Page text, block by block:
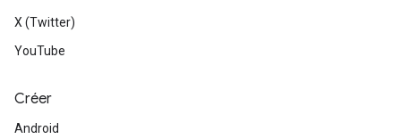
X (Twitter)
YouTube
Créer
Android